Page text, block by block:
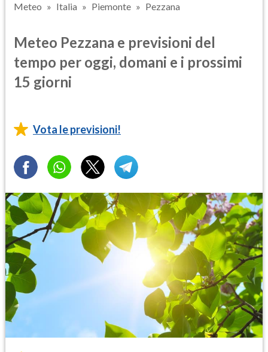
Meteo Italia Piemonte Pezzana
Meteo Pezzana e previsioni del
tempo per oggi, domani e i prossimi
15 giorni
Vota le previsioni!